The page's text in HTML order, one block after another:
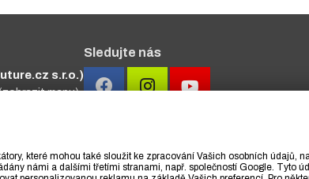
s.r.o.)
mapu)
Sledujte nás
které mohou také sloužit ke zpracování Vašich osobních údajů,
námi a dalšími třetími stranami, např. společností Google. Tyto